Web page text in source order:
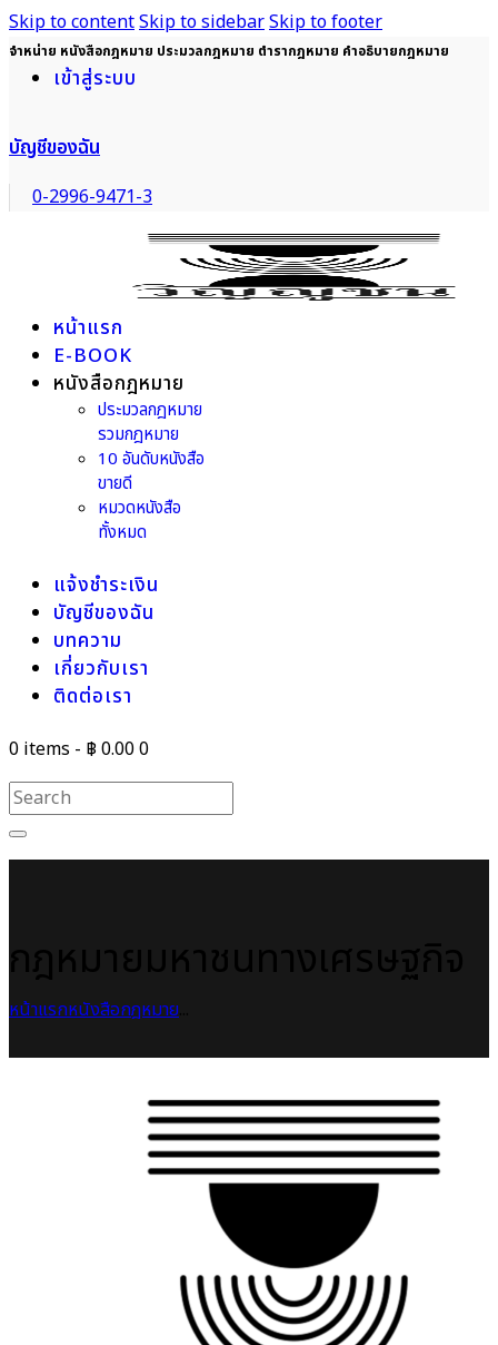
Skip to contentSkip to sidebarSkip to footer
จำหน่าย หนังสือกฎหมาย ประมวลกฎหมาย ตำรากฎหมาย คำอธิบายกฎหมาย
เข้าสู่ระบบ
บัญชีของฉัน
0-2996-9471-3
หน้าแรก
E-BOOK
หนังสือกฎหมาย
ประมวลกฎหมาย
รวมกฎหมาย
10 อันดับหนังสือ
ขายดี
หมวดหนังสือ
ทั้งหมด
แจ้งชำระเงิน
บัญชีของฉัน
บทความ
เกี่ยวกับเรา
ติดต่อเรา
0 items - ฿ 0.000
หน้าแรกหนังสือกฎหมาย